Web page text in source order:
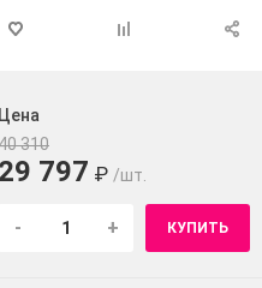
Цена
310
29 797 ₽ /шт.
- + КУПИТЬ